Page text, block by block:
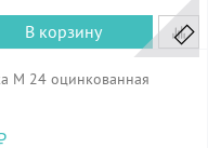
В корзину
М 24 оцинкованная